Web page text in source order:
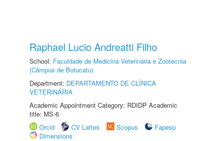
Raphael Lucio Andreatti Filho
School: Faculdade de Medicina Veterinária e Zootecnia
(Câmpus de Botucatu)
Department: DEPARTAMENTO DE CLÍNICA
VETERINÁRIA
Academic Appointment Category: RDIDP Academic
title: MS-6
Orcid
CV Lattes Scopus
Fapesp
Dimensions